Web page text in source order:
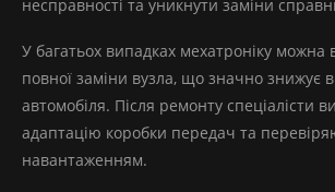
несправності та уникнути заміни
У багатьох випадках мехатроніку можна
повної заміни вузла, що значно знижує
автомобіля. Після ремонту спеціалісти
адаптацію коробки передач та
навантаженням.